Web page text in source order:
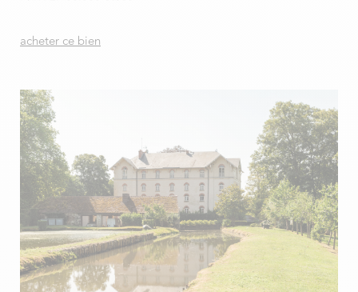
acheter ce bien